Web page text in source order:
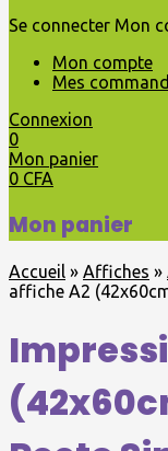
Se connecter Mon
Mon compte
Mes
Connexion
0
Mon panier
0 CFA
Mon panier
Accueil » Affiches »
affiche A2